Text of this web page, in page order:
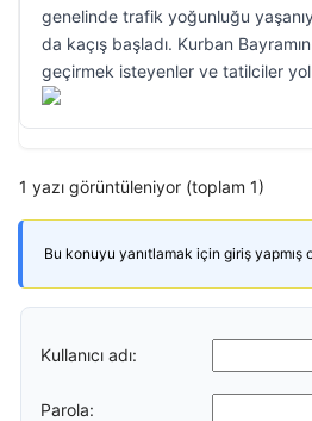
genelinde trafik yoğunluğu
da kaçış başladı. Kurban
geçirmek isteyenler ve tatilciler
1 yazı görüntüleniyor (toplam 1)
Bu konuyu yanıtlamak için giriş yapmış
Kullanıcı adı:
Parola: